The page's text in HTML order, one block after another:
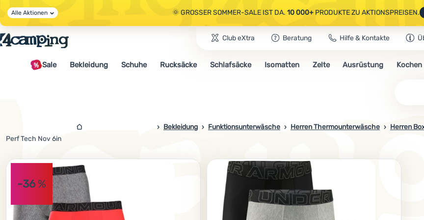
🌞 GROSSER SOMMER-SALE IST DA. 10 000+PRODUKTE ZU AKTIONSPREISEN.
🤫 - 10 % AUF AUSGEWÄHLTE CAMPING- & WANDERAUSRÜSTUNG.CODE OUT10
🌞 GROSSER SOMMER-SALE IST DA.10 000+PRODUKTE ZU AKTIONSPREISEN.
Alle Aktionen
Club eXtra Beratung Hilfe & Kontakte
Sale Bekleidung Schuhe Rucksäcke Schlafsäcke Isomatten Zelte Ausrüstung Kochen
4campingshop.de
Bekleidung Funktionsunterwäsche Herren Thermounterwäsche Herren
Perf Tech Nov 6in
Foto
-36%